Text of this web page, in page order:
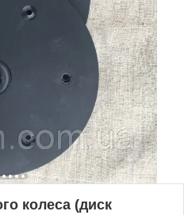
колеса (диск